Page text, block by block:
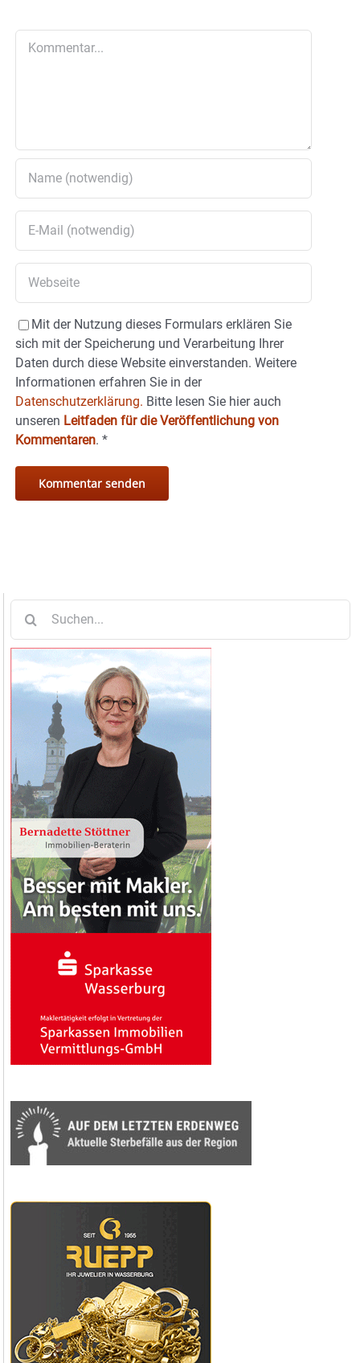
Mit der Nutzung dieses Formulars erklären Sie
sich mit der Speicherung und Verarbeitung Ihrer
Daten durch diese Website einverstanden. Weitere
Informationen erfahren Sie in der
Datenschutzerklärung. Bitte lesen Sie hier auch
unseren Leitfaden für die Veröffentlichung von
Kommentaren. *
nach: